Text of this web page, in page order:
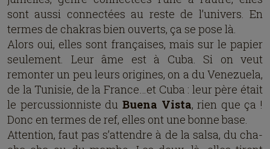
sont aussi connectées au reste de l’univers. En
termes de chakras bien ouverts, ça se pose là.
Alors oui, elles sont françaises, mais sur le papier
seulement. Leur âme est à Cuba. Si on veut
remonter un peu leurs origines, on a du Venezuela,
de la Tunisie, de la France…et Cuba : leur père était
le percussionniste du Buena Vista, rien que ça !
Donc en termes de ref, elles ont une bonne base.
Attention, faut pas s’attendre à de la salsa, du cha-